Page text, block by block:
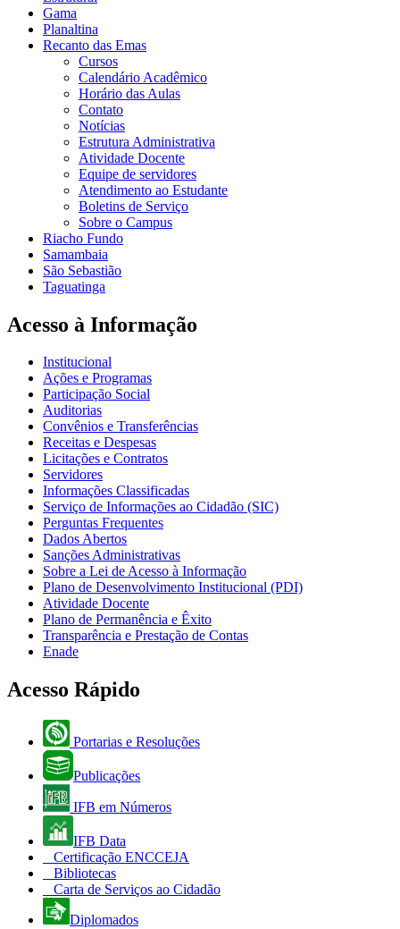
Gama
Planaltina
Recanto das Emas
Cursos
Calendário Acadêmico
Horário das Aulas
Contato
Notícias
Estrutura Administrativa
Atividade Docente
Equipe de servidores
Atendimento ao Estudante
Boletins de Serviço
Sobre o Campus
Riacho Fundo
Samambaia
São Sebastião
Taguatinga
Acesso à Informação
Institucional
Ações e Programas
Participação Social
Auditorias
Convênios e Transferências
Receitas e Despesas
Licitações e Contratos
Servidores
Informações Classificadas
Serviço de Informações ao Cidadão (SIC)
Perguntas Frequentes
Dados Abertos
Sanções Administrativas
Sobre a Lei de Acesso à Informação
Plano de Desenvolvimento Institucional (PDI)
Atividade Docente
Plano de Permanência e Êxito
Transparência e Prestação de Contas
Enade
Acesso Rápido
Portarias e Resoluções
Publicações
IFB em Números
IFB Data
Certificação ENCCEJA
Bibliotecas
Carta de Serviços ao Cidadão
Diplomados